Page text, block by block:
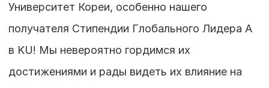
Университет Кореи, особенно нашего
получателя Стипендии Глобального Лидера A
в KU! Мы невероятно гордимся их
достижениями и рады видеть их влияние на